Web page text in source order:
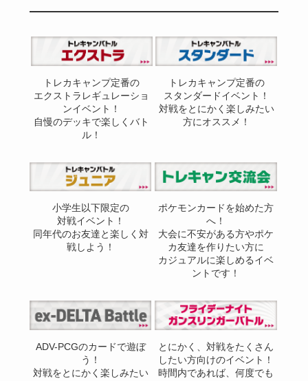
トレカキャンプ定番の
エクストラレギュレーショ
ンイベント！
自慢のデッキで楽しくバト
ル！
トレカキャンプ定番の
スタンダードイベント！
対戦をとにかく楽しみたい
方にオススメ！
小学生以下限定の
対戦イベント！
同年代のお友達と楽しく対
戦しよう！
ポケモンカードを始めた方
へ！
大会に不安がある方やポケ
カ友達を作りたい方に
カジュアルに楽しめるイベ
ントです！
ADV-PCGのカードで遊ぼ
う！
対戦をとにかく楽しみたい
とにかく、対戦をたくさん
したい方向けのイベント！
時間内であれば、何度でも